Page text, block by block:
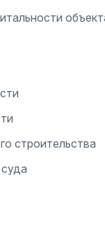
строительства